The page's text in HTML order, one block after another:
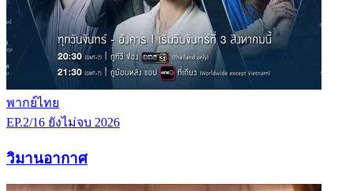
พากย์ไทย
EP.2/16 ยังไม่จบ 2026
วิมานอากาศ